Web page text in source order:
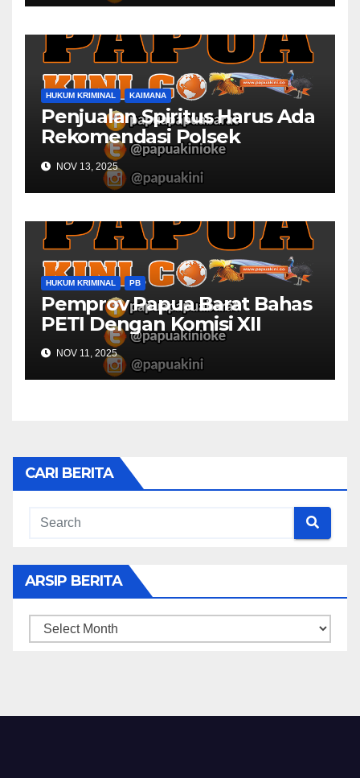
HUKUM KRIMINAL KAIMANA
Penjualan Spiritus Harus Ada
Rekomendasi Polsek
Kaimana
NOV 13, 2025
HUKUM KRIMINAL PB
Pemprov Papua Barat Bahas
PETI Dengan Komisi XII
NOV 11, 2025
CARI BERITA
ARSIP BERITA
ARSIP